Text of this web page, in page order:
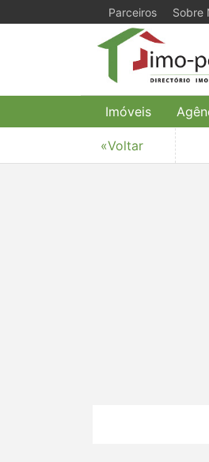
Parceiros Sobre
Imóveis
«Voltar